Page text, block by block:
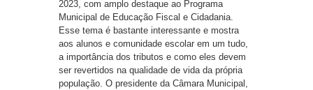
2023, com amplo destaque ao Programa
Municipal de Educação Fiscal e Cidadania.
Esse tema é bastante interessante e mostra
aos alunos e comunidade escolar em um tudo,
a importância dos tributos e como eles devem
ser revertidos na qualidade de vida da própria
população. O presidente da Câmara Municipal,